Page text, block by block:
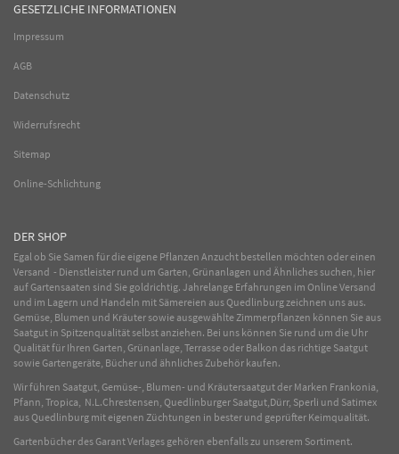
GESETZLICHE INFORMATIONEN
Impressum
AGB
Datenschutz
Widerrufsrecht
Sitemap
Online-Schlichtung
DER SHOP
Egal ob Sie Samen für die eigene Pflanzen Anzucht bestellen möchten oder einen
Versand - Dienstleister rund um Garten, Grünanlagen und Ähnliches suchen, hier
auf Gartensaaten sind Sie goldrichtig. Jahrelange Erfahrungen im OnlineVersand
und im Lagern und Handeln mit Sämereien aus Quedlinburg zeichnen uns aus.
Gemüse, Blumen und Kräuter sowie ausgewählteZimmerpflanzen können Sie aus
Saatgut in Spitzenqualität selbst anziehen. Bei uns können Sie rund um die Uhr
Qualität für Ihren Garten, Grünanlage, Terrasse oder Balkon das richtige Saatgut
sowie Gartengeräte, Bücher und ähnliches Zubehör kaufen.
Wir führen Saatgut, Gemüse-, Blumen- und Kräutersaatgut der Marken Frankonia,
Pfann, Tropica, N.L.Chrestensen, Quedlinburger Saatgut,Dürr, Sperli und Satimex
aus Quedlinburg mit eigenen Züchtungen in bester und geprüfter Keimqualität.
Gartenbücher des Garant Verlages gehören ebenfalls zu unserem Sortiment.